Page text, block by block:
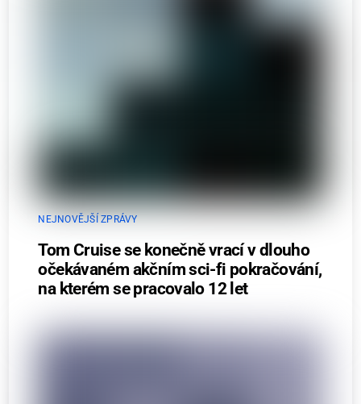
NEJNOVĚJŠÍ ZPRÁVY
Tom Cruise se konečně vrací v dlouho
očekávaném akčním sci-fi pokračování,
na kterém se pracovalo 12 let